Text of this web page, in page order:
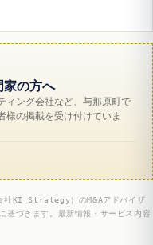
家の方へ
ィング会社など、与那原町で
様の掲載を受け付けていま
社KI Strategy）のM&Aアドバイザ
基づきます。最新情報・サービス内容